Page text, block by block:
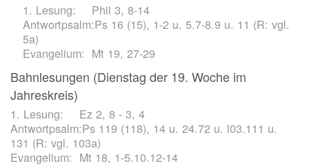
Phil 3, 8-14
Ps 16 (15), 1-2 u. 5.7-8.9 u. 11 (R: vgl.
5a)
Mt 19, 27-29
Bahnlesungen (Dienstag der 19. Woche im
Jahreskreis)
Ez 2, 8 - 3, 4
Ps 119 (118), 14 u. 24.72 u. l03.111 u.
131 (R: vgl. 103a)
Mt 18, 1-5.10.12-14